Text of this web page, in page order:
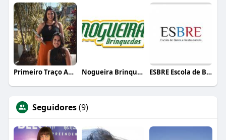
Primeiro Traço Arquitetura Nogueira Brinquedos ESBRE Escola de Bares e Restaurantes
Seguidores(9)